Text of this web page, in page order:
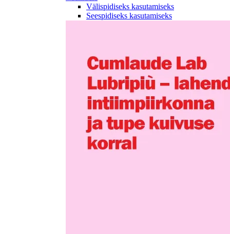
Välispidiseks kasutamiseks
Seespidiseks kasutamiseks